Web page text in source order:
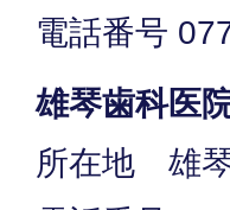
電話番号
雄琴歯科医
所在地 雄